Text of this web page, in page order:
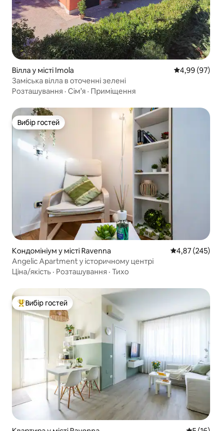
Вілла у місті Imola Середня
4,99 (97)
Заміська вілла в оточенні зелені
Розташування · Сім’я · Приміщення
Вибір гостей
Вибір гостей
Кондомініум у місті Ravenna Середня
4,87 (245)
Angelic Apartment у історичному центрі
Ціна/якість · Розташування · Тихо
Топ вибір гостей
Вибір гостей